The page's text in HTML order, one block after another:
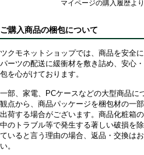
マイページの購入履歴よ
ご購入商品の梱包について
ツクモネットショップでは、商品を安全
パーツの配送に緩衝材を敷き詰め、安心
包を心がけております。
一部、家電、PCケースなどの大型商品に
観点から、商品パッケージを梱包材の一
出荷する場合がございます。商品化粧箱
中のトラブル等で発生する著しい破損を
ていると言う理由の場合、返品・交換は
い。